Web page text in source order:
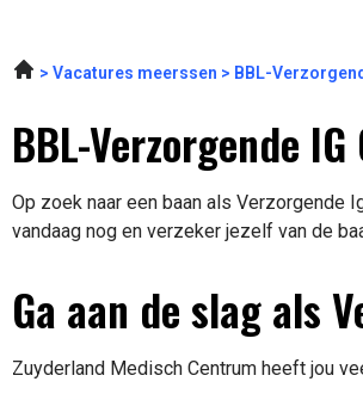
Vacatures meerssen BBL-
BBL-Verzorgende
Op zoek naar een baan als Verzorgende
vandaag nog en verzeker jezelf van de
Ga aan de slag als
Zuyderland Medisch Centrum heeft jou